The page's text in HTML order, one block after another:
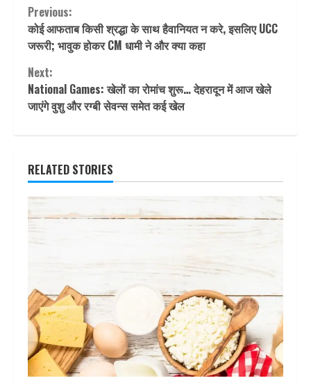
Continue
Reading
Previous:
कोई आफताब किसी श्रद्धा के साथ हैवानियत न करे, इसलिए UCC
जरूरी; भावुक होकर CM धामी ने और क्या कहा
Next:
National Games: खेलों का रोमांच शुरू… देहरादून में आज खेले
जाएंगे वुशु और रग्बी सेवन्स समेत कई खेल
RELATED STORIES